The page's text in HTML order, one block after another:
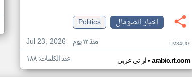
اخبار الصومال
Politics
Jul 23, 2026
منذ ١٣ يوم LM34UG
ار تي عربي• arabic.rt.com عدد الكلمات: ١٨٨